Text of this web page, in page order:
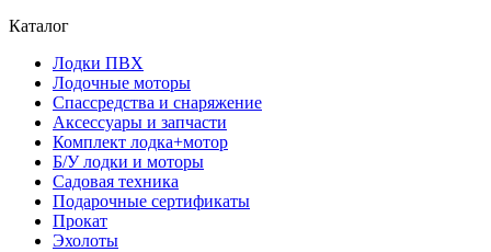
Каталог
Лодки ПВХ
Лодочные моторы
Спассредства и снаряжение
Аксессуары и запчасти
Комплект лодка+мотор
Б/У лодки и моторы
Садовая техника
Подарочные сертификаты
Прокат
Эхолоты